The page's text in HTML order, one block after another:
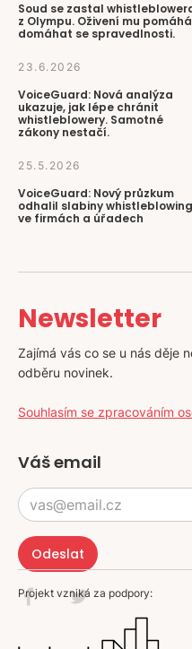
Soud se zastal
z Olympu. Oživení mu pomáhá
domáhat se spravedlnosti.
23.6.2026
VoiceGuard: Nová analýza
ukazuje, jak lépe chránit
whistleblowery. Samotné
zákony nestačí.
25.5.2026
VoiceGuard: Nový průzkum
odhalil slabiny
ve firmách a úřadech
Newsletter
Zajímá vás co se u nás děje
odběru novinek.
Souhlasím se zpracováním
Váš email
Projekt vzniká za podpory: